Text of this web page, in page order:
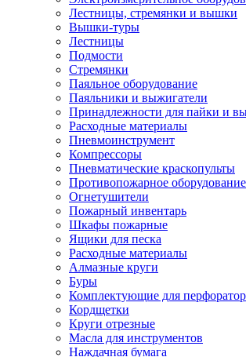
Лестницы, стремянки и вышки
Вышки-туры
Лестницы
Подмости
Стремянки
Паяльное оборудование
Паяльники и выжигатели
Принадлежности для пайки и
Расходные материалы
Пневмоинструмент
Компрессоры
Пневматические краскопульты
Противопожарное оборудование
Огнетушители
Пожарный инвентарь
Шкафы пожарные
Ящики для песка
Расходные материалы
Алмазные круги
Буры
Комплектующие для
Кордщетки
Круги отрезные
Масла для инструментов
Наждачная бумага